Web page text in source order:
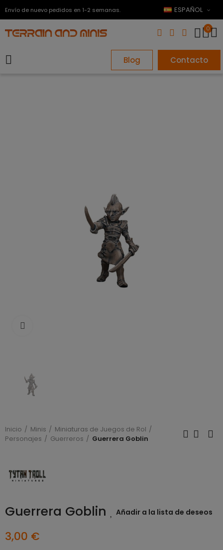
Envío de nuevo pedidos en 1-2 semanas. ESPAÑOL
0
Blog Contacto
Inicio Minis
Miniaturas de Juegos de Rol
Personajes
Guerreros Guerrera Goblin
Guerrera Goblin Añadir a la lista de deseos
3,00 €